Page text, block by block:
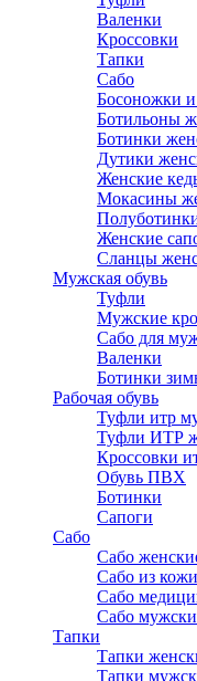
Валенки
Кроссовки
Тапки
Сабо
Босоножки и
Ботильоны
Ботинки
Дутики
Женские
Мокасины
Женские
Сланцы
Мужская обувь
Туфли
Мужские
Сабо для
Валенки
Ботинки
Рабочая обувь
Туфли итр
Туфли ИТР
Кроссовки
Обувь ПВХ
Ботинки
Сапоги
Сабо
Сабо
Сабо из кожи
Сабо
Сабо
Тапки
Тапки
Тапки